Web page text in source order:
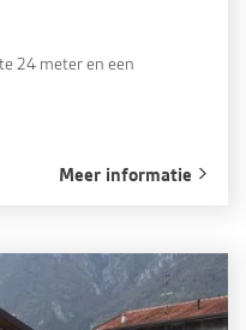
24 meter en een
Meer informatie